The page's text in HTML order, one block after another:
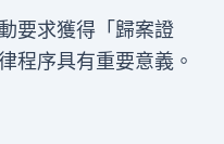
要求獲得「歸案證
程序具有重要意義。